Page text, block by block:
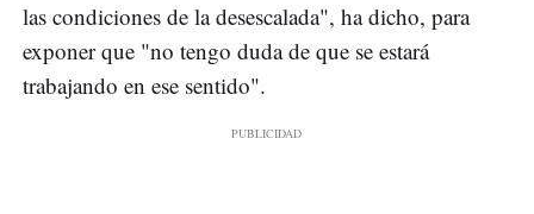
las condiciones de la desescalada", ha dicho, para
exponer que "no tengo duda de que se estará
trabajando en ese sentido".